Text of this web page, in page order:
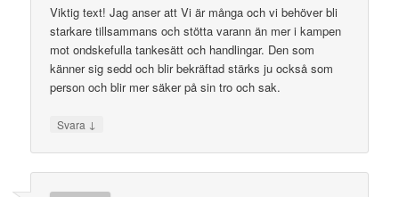
Viktig text! Jag anser att Vi är många och vi behöver bli
starkare tillsammans och stötta varann än mer i kampen
mot ondskefulla tankesätt och handlingar. Den som
känner sig sedd och blir bekräftad stärks ju också som
person och blir mer säker på sin tro och sak.
Svara ↓